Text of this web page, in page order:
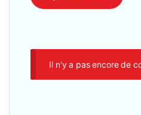
Il n'y a pas encore de